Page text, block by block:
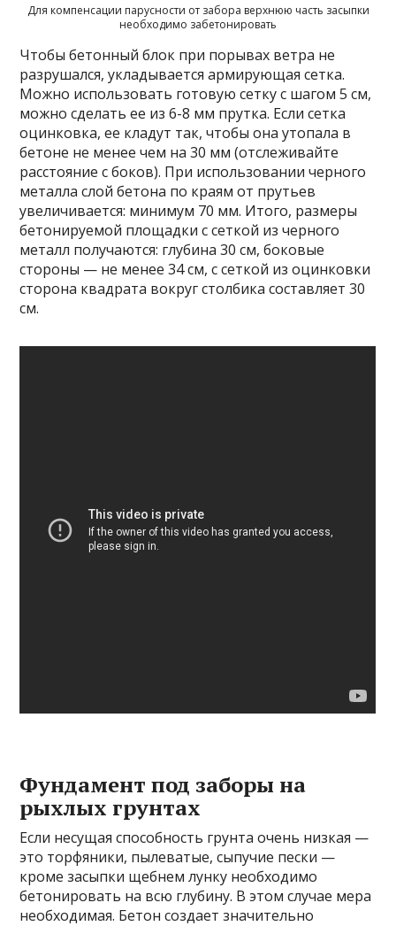
Для компенсации парусности от забора верхнюю часть засыпки
необходимо забетонировать
Чтобы бетонный блок при порывах ветра не
разрушался, укладывается армирующая сетка.
Можно использовать готовую сетку с шагом 5 см,
можно сделать ее из 6-8 мм прутка. Если сетка
оцинковка, ее кладут так, чтобы она утопала в
бетоне не менее чем на 30 мм (отслеживайте
расстояние с боков). При использовании черного
металла слой бетона по краям от прутьев
увеличивается: минимум 70 мм. Итого, размеры
бетонируемой площадки с сеткой из черного
металл получаются: глубина 30 см, боковые
стороны — не менее 34 см, с сеткой из оцинковки
сторона квадрата вокруг столбика составляет 30
см.
Фундамент под заборы на
рыхлых грунтах
Если несущая способность грунта очень низкая —
это торфяники, пылеватые, сыпучие пески —
кроме засыпки щебнем лунку необходимо
бетонировать на всю глубину. В этом случае мера
необходимая. Бетон создает значительно